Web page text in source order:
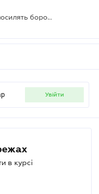
Держфінмоніторинг, ДПС і БЕБ посилять боротьбу з ухиленням від оподаткування через ФОПів
увійти
в курсі